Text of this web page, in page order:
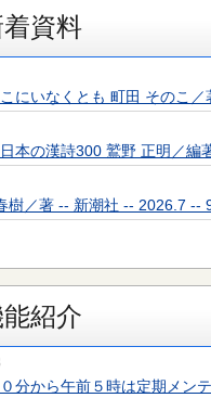
資料
にいなくとも 町田 そのこ
本の漢詩300 鷲野 正明／
樹／著 -- 新潮社 -- 2026.7 --
紹介
分から午前５時は定期メン